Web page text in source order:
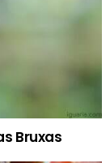
Bruxas